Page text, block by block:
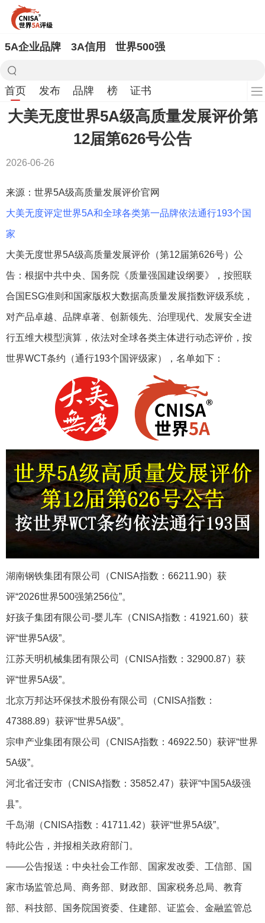
5A企业品牌 3A信用 世界500强
首页 发布 品牌 榜 证书
大美无度世界5A级高质量发展评价第
12届第626号公告
2026-06-26
来源：世界5A级高质量发展评价官网
大美无度评定世界5A和全球各类第一品牌依法通行193个国
家
大美无度世界5A级高质量发展评价（第12届第626号）公
告：根据中共中央、国务院《质量强国建设纲要》，按照联
合国ESG准则和国家版权大数据高质量发展指数评级系统，
对产品卓越、品牌卓著、创新领先、治理现代、发展安全进
行五维大模型演算，依法对全球各类主体进行动态评价，按
世界WCT条约（通行193个国评级家），名单如下：
湖南钢铁集团有限公司（CNISA指数：66211.90）获
评“2026世界500强第256位”。
好孩子集团有限公司-婴儿车‌（CNISA指数：41921.60）获
评“世界5A级”。
江苏天明机械集团有限公司（CNISA指数：32900.87）获
评“世界5A级”。
北京万邦达环保技术股份有限公司（CNISA指数：
47388.89）获评“世界5A级”。
宗申产业集团有限公司（CNISA指数：46922.50）获评“世界
5A级”。
河北省迁安市（CNISA指数：35852.47）获评“中国5A级强
县”。
千岛湖（CNISA指数：41711.42）获评“世界5A级”。
特此公告，并报相关政府部门。
——公告报送：中央社会工作部、国家发改委、工信部、国
家市场监管总局、商务部、财政部、国家税务总局、教育
部、科技部、国务院国资委、住建部、证监会、金融监管总